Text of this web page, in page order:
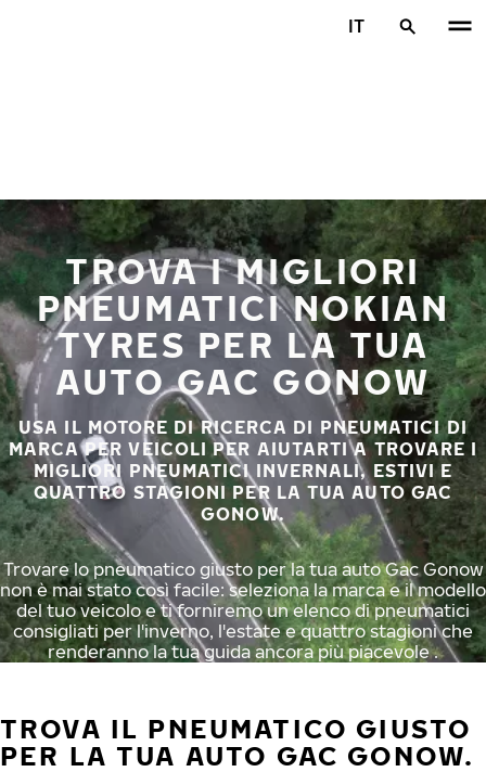
IT
TROVA I MIGLIORI
PNEUMATICI NOKIAN
TYRES PER LA TUA
AUTO GAC GONOW
USA IL MOTORE DI RICERCA DI PNEUMATICI DI
MARCA PER VEICOLI PER AIUTARTI A TROVARE I
MIGLIORI PNEUMATICI INVERNALI, ESTIVI E
QUATTRO STAGIONI PER LA TUA AUTO GAC
GONOW.
Trovare lo pneumatico giusto per la tua auto Gac Gonow
non è mai stato così facile: seleziona la marca e il modello
del tuo veicolo e ti forniremo un elenco di pneumatici
consigliati per l'inverno, l'estate e quattro stagioni che
renderanno la tua guida ancora più piacevole .
TROVA IL PNEUMATICO GIUSTO
PER LA TUA AUTO GAC GONOW.